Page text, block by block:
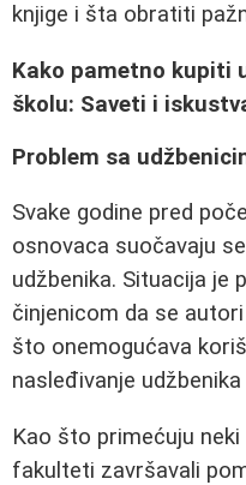
knjige i šta obratiti
Kako pametno kupiti
školu: Saveti i
Problem sa
Svake godine pred
osnovaca suočavaju
udžbenika. Situacija je
činjenicom da se
što onemogućava
nasleđivanje
Kao što primećuju
fakulteti završavali